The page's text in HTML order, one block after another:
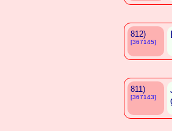
812)
[367145]
811)
[367143]